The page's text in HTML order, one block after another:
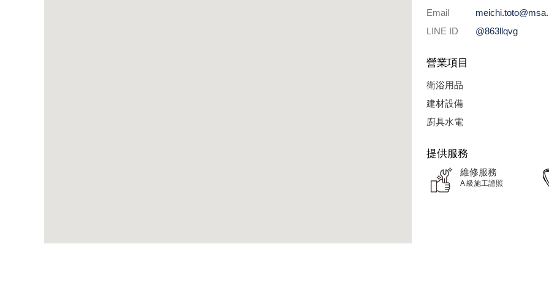
Email
LINE ID
@863llqvg
營業項目
衛浴用品
建材設備
廚具水電
提供服務
維修服務
A 級施工證照